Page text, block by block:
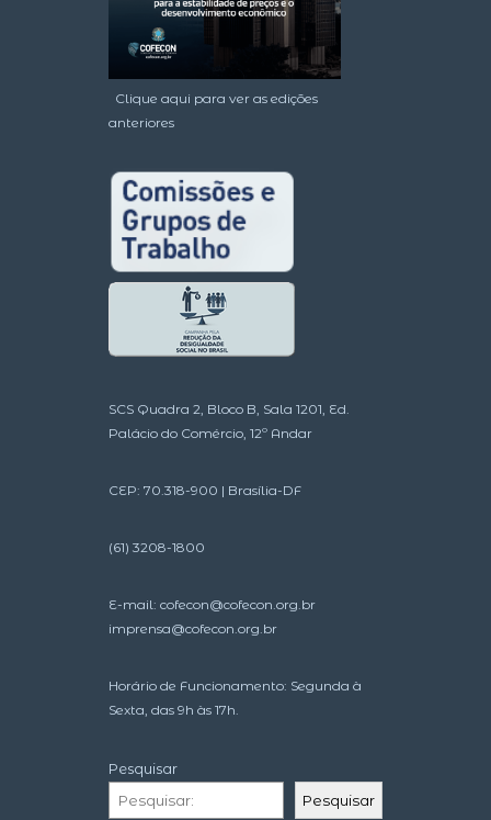
Clique aqui para ver as edições
anteriores
SCS Quadra 2, Bloco B, Sala 1201, Ed.
Palácio do Comércio, 12º Andar
CEP: 70.318-900 | Brasília-DF
(61) 3208-1800
E-mail: cofecon@cofecon.org.br
imprensa@cofecon.org.br
Horário de Funcionamento: Segunda à
Sexta, das 9h às 17h.
Pesquisar
Pesquisar